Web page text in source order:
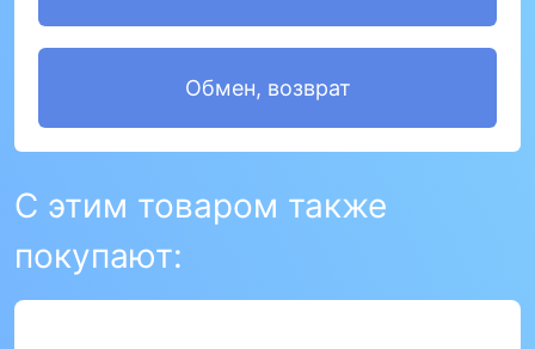
Обмен, возврат
С этим товаром также
покупают: